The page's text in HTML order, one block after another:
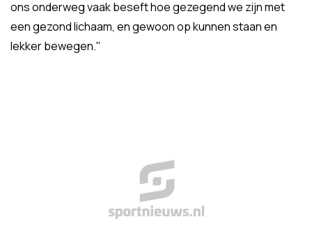
ons onderweg vaak beseft hoe gezegend we zijn met
een gezond lichaam, en gewoon op kunnen staan en
lekker bewegen."